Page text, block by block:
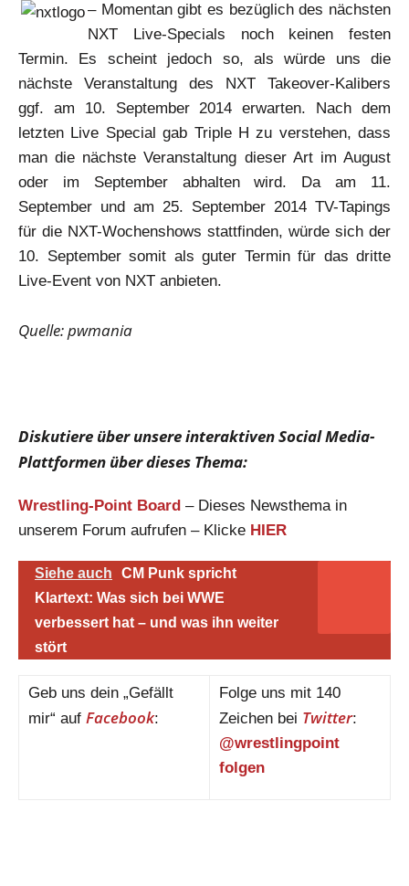
– Momentan gibt es bezüglich des nächsten
NXT Live-Specials noch keinen festen
Termin. Es scheint jedoch so, als würde uns die
nächste Veranstaltung des NXT Takeover-Kalibers
ggf. am 10. September 2014 erwarten. Nach dem
letzten Live Special gab Triple H zu verstehen, dass
man die nächste Veranstaltung dieser Art im August
oder im September abhalten wird. Da am 11.
September und am 25. September 2014 TV-Tapings
für die NXT-Wochenshows stattfinden, würde sich der
10. September somit als guter Termin für das dritte
Live-Event von NXT anbieten.
Quelle: pwmania
Diskutiere über unsere interaktiven Social Media-
Plattformen über dieses Thema:
Wrestling-Point Board – Dieses Newsthema in
unserem Forum aufrufen – Klicke HIER
Siehe auch
CM Punk spricht
Klartext: Was sich bei WWE
verbessert hat – und was ihn weiter
stört
Geb uns dein „Gefällt
mir“ auf Facebook:
Folge uns mit 140
Zeichen bei Twitter:
@wrestlingpoint
folgen